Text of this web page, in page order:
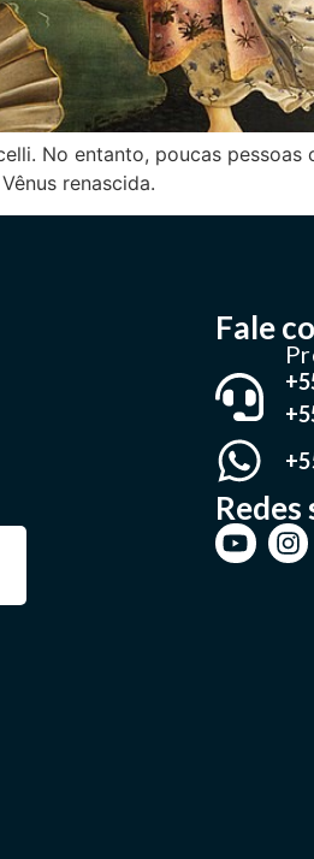
No entanto, poucas pessoas
renascida.
Fale
Redes